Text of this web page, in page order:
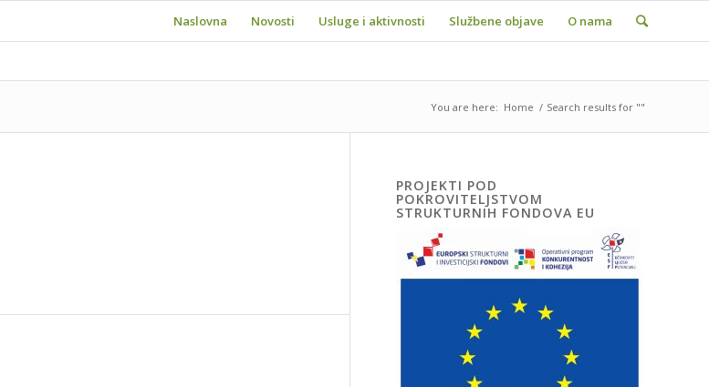
Naslovna Novosti Usluge i aktivnosti Službene objave O nama
You are here: Home / Search results for ""
PROJEKTI POD
POKROVITELJSTVOM
STRUKTURNIH FONDOVA EU